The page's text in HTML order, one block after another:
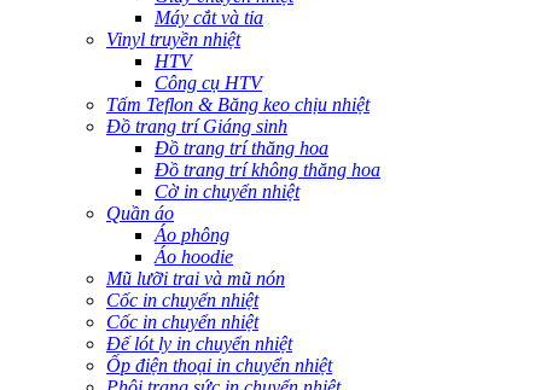
Máy cắt và tỉa
Vinyl truyền nhiệt
HTV
Công cụ HTV
Tấm Teflon & Băng keo chịu nhiệt
Đồ trang trí Giáng sinh
Đồ trang trí thăng hoa
Đồ trang trí không thăng hoa
Cờ in chuyển nhiệt
Quần áo
Áo phông
Áo hoodie
Mũ lưỡi trai và mũ nón
Cốc in chuyển nhiệt
Cốc in chuyển nhiệt
Đế lót ly in chuyển nhiệt
Ốp điện thoại in chuyển nhiệt